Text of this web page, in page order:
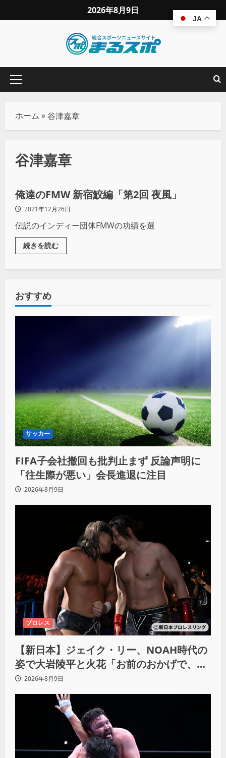
2026年8月9日
ホーム »谷津嘉章
谷津嘉章
プロレス
俺達のFMW 新宿鮫編「第2回 夜風」
2021年12月26日
伝説のインディー団体FMWの功績を選
続きを読む
おすすめ
サッカー
FIFA子会社撤回も批判止まず 反論声明に
「往生際が悪い」会長進退に注目
2026年8月9日
プロレス
【新日本】ジェイク・リー、NOAH時代の
姿で大岩陵平と火花「お前のおかげで、忘
れてたもの思い出したわ」
2026年8月9日
JA